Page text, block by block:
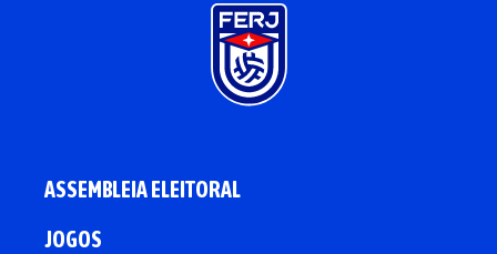
ASSEMBLEIA ELEITORAL
JOGOS